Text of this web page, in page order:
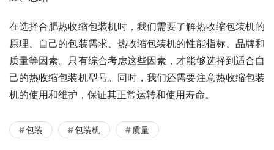
在选择合肥热收缩包装机时，我们需要了解热收缩包装机的
原理、自己的包装需求、热收缩包装机的性能指标、品牌和
质量等因素。只有综合考虑这些因素，才能够选择到适合自
己的热收缩包装机型号。同时，我们还需要注意热收缩包装
机的使用和维护，保证其正常运转和使用寿命。
包装 包装机 质量